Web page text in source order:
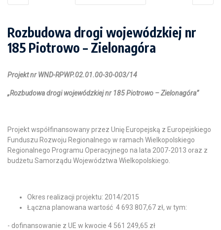
Rozbudowa drogi wojewódzkiej nr
185 Piotrowo – Zielonagóra
Projekt nr WND-RPWP.02.01.00-30-003/14
„Rozbudowa drogi wojewódzkiej nr 185 Piotrowo – Zielonagóra”
Projekt współfinansowany przez Unię Europejską z Europejskiego
Funduszu Rozwoju Regionalnego w ramach Wielkopolskiego
Regionalnego Programu Operacyjnego na lata 2007-2013 oraz z
budżetu Samorządu Województwa Wielkopolskiego.
Okres realizacji projektu: 2014/2015
Łączna planowana wartość 4 693 807,67 zł, w tym:
- dofinansowanie z UE w kwocie 4 561 249,65 zł